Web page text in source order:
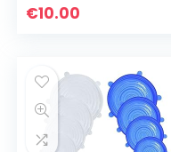
Tritan, nude, BPA-
€10.00